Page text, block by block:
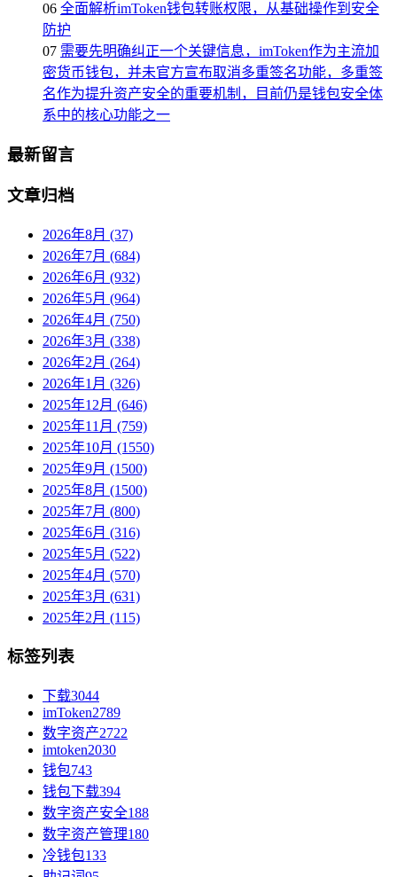
06 全面解析imToken钱包转账权限，从基础操作到安全
防护
07 需要先明确纠正一个关键信息，imToken作为主流加
密货币钱包，并未官方宣布取消多重签名功能，多重签
名作为提升资产安全的重要机制，目前仍是钱包安全体
系中的核心功能之一
最新留言
文章归档
2026年8月 (37)
2026年7月 (684)
2026年6月 (932)
2026年5月 (964)
2026年4月 (750)
2026年3月 (338)
2026年2月 (264)
2026年1月 (326)
2025年12月 (646)
2025年11月 (759)
2025年10月 (1550)
2025年9月 (1500)
2025年8月 (1500)
2025年7月 (800)
2025年6月 (316)
2025年5月 (522)
2025年4月 (570)
2025年3月 (631)
2025年2月 (115)
标签列表
下载3044
imToken2789
数字资产2722
imtoken2030
钱包743
钱包下载394
数字资产安全188
数字资产管理180
冷钱包133